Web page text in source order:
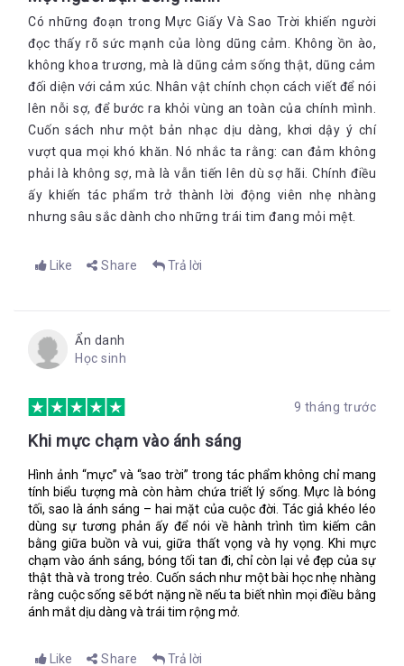
Sau cái nheo mắt, ngôi làng xương dần mờ khuất tầm nhìn, tôi
lấy bản đồ của mình ra và tiếp tục đánh dấu địa hình.
“Em không cần làm nữa đâu,” Pablo nói nhẹ nhàng. “Em nên
nghỉ ngơi đi thì hơn.”
Tôi lờ anh. Tôi phải làm việc này. Cây bút lông ngỗng dường
như là thứ duy nhất trên thế giớ tôi có thể dựa vào.
Xin cậu đấy, Lupe. Hãy bình an nhé.
Bởi vì nó cũng đầy ắp những điều kỳ diệu, và có thể đưa con
đến bất cứ nơi nào trên thế giới này.
“Cậu nghe thấy mà phải không Lupe? Có rất nhiều nơi chúng
ta phải thấy.”
Một khuôn mặt đen thui và lo lắng lướt qua tầm nhìn. Tôi nheo
mắt tập trung, rồi nhắm mắt lại. Cú sốc khiến tôi lạnh rợn
người. Tôi chết rồi, có lẽ là thế.
Nhưng tôi không cảm thấy mình đã chết. Tôi cảm nhận được
mặt đất, cảm nhận mạch đập ở cổ.
Tôi ngước nhìn thêm lần nữa. Lọn tóc quăn dày đen bóng bết
thành tím, gương mặt nhọ nhem mà Señora Adori không bao
Có những đoạn trong Mực Giấy Và Sao Trời khiến người
đọc thấy rõ sức mạnh của lòng dũng cảm. Không ồn ào,
không khoa trương, mà là dũng cảm sống thật, dũng cảm
đối diện với cảm xúc. Nhân vật chính chọn cách viết để nói
lên nỗi sợ, để bước ra khỏi vùng an toàn của chính mình.
Cuốn sách như một bản nhạc dịu dàng, khơi dậy ý chí
vượt qua mọi khó khăn. Nó nhắc ta rằng: can đảm không
phải là không sợ, mà là vẫn tiến lên dù sợ hãi. Chính điều
ấy khiến tác phẩm trở thành lời động viên nhẹ nhàng
nhưng sâu sắc dành cho những trái tim đang mỏi mệt.
Like Share Trả lời
Ẩn danh
Học sinh
9 tháng trước
Khi mực chạm vào ánh sáng
Hình ảnh “mực” và “sao trời” trong tác phẩm không chỉ mang
tính biểu tượng mà còn hàm chứa triết lý sống. Mực là bóng
tối, sao là ánh sáng – hai mặt của cuộc đời. Tác giả khéo léo
dùng sự tương phản ấy để nói về hành trình tìm kiếm cân
bằng giữa buồn và vui, giữa thất vọng và hy vọng. Khi mực
chạm vào ánh sáng, bóng tối tan đi, chỉ còn lại vẻ đẹp của sự
thật thà và trong trẻo. Cuốn sách như một bài học nhẹ nhàng
rằng cuộc sống sẽ bớt nặng nề nếu ta biết nhìn mọi điều bằng
ánh mắt dịu dàng và trái tim rộng mở.
Like Share Trả lời